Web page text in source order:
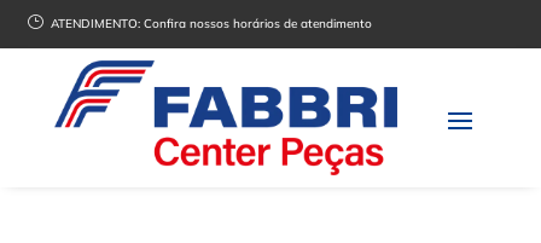
} ATENDIMENTO:Confira nossos horários de atendimento